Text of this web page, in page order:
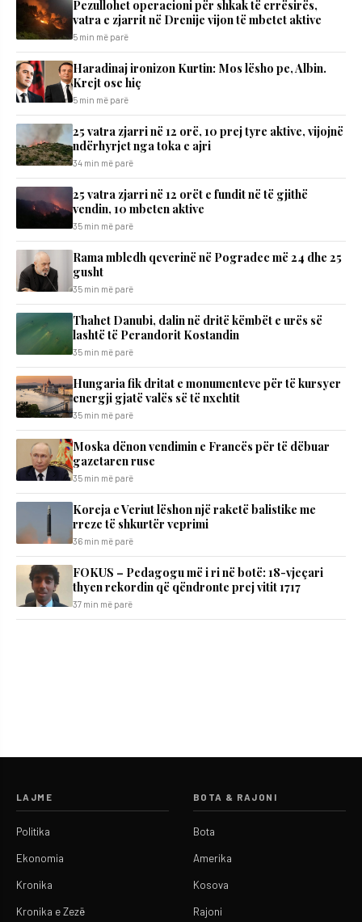
Pezullohet operacioni për shkak të errësirës,
vatra e zjarrit në Drenije vijon të mbetet aktive
5 min më parë
Haradinaj ironizon Kurtin: Mos lësho pe, Albin.
Krejt ose hiç
5 min më parë
25 vatra zjarri në 12 orë, 10 prej tyre aktive, vijojnë
ndërhyrjet nga toka e ajri
34 min më parë
25 vatra zjarri në 12 orët e fundit në të gjithë
vendin, 10 mbeten aktive
35 min më parë
Rama mbledh qeverinë në Pogradec më 24 dhe 25
gusht
35 min më parë
Thahet Danubi, dalin në dritë këmbët e urës së
lashtë të Perandorit Kostandin
35 min më parë
Hungaria fik dritat e monumenteve për të kursyer
energji gjatë valës së të nxehtit
35 min më parë
Moska dënon vendimin e Francës për të dëbuar
gazetaren ruse
35 min më parë
Koreja e Veriut lëshon një raketë balistike me
rreze të shkurtër veprimi
36 min më parë
FOKUS – Pedagogu më i ri në botë: 18-vjeçari
thyen rekordin që qëndronte prej vitit 1717
37 min më parë
LAJME
Politika
Ekonomia
Kronika
Kronika e Zezë
BOTA & RAJONI
Bota
Amerika
Kosova
Rajoni